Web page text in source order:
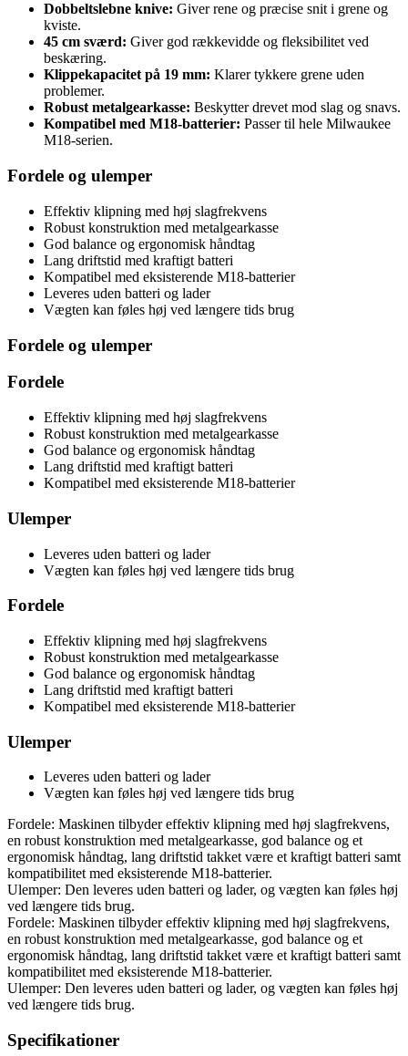
Dobbeltslebne knive: Giver rene og præcise snit i grene og
kviste.
45 cm sværd: Giver god rækkevidde og fleksibilitet ved
beskæring.
Klippekapacitet på 19 mm: Klarer tykkere grene uden
problemer.
Robust metalgearkasse: Beskytter drevet mod slag og snavs.
Kompatibel med M18-batterier: Passer til hele Milwaukee
M18-serien.
Fordele og ulemper
Effektiv klipning med høj slagfrekvens
Robust konstruktion med metalgearkasse
God balance og ergonomisk håndtag
Lang driftstid med kraftigt batteri
Kompatibel med eksisterende M18-batterier
Leveres uden batteri og lader
Vægten kan føles høj ved længere tids brug
Fordele og ulemper
Fordele
Effektiv klipning med høj slagfrekvens
Robust konstruktion med metalgearkasse
God balance og ergonomisk håndtag
Lang driftstid med kraftigt batteri
Kompatibel med eksisterende M18-batterier
Ulemper
Leveres uden batteri og lader
Vægten kan føles høj ved længere tids brug
Fordele
Effektiv klipning med høj slagfrekvens
Robust konstruktion med metalgearkasse
God balance og ergonomisk håndtag
Lang driftstid med kraftigt batteri
Kompatibel med eksisterende M18-batterier
Ulemper
Leveres uden batteri og lader
Vægten kan føles høj ved længere tids brug
Fordele: Maskinen tilbyder effektiv klipning med høj slagfrekvens,
en robust konstruktion med metalgearkasse, god balance og et
ergonomisk håndtag, lang driftstid takket være et kraftigt batteri samt
kompatibilitet med eksisterende M18-batterier.
Ulemper: Den leveres uden batteri og lader, og vægten kan føles høj
ved længere tids brug.
Fordele: Maskinen tilbyder effektiv klipning med høj slagfrekvens,
en robust konstruktion med metalgearkasse, god balance og et
ergonomisk håndtag, lang driftstid takket være et kraftigt batteri samt
kompatibilitet med eksisterende M18-batterier.
Ulemper: Den leveres uden batteri og lader, og vægten kan føles høj
ved længere tids brug.
Specifikationer